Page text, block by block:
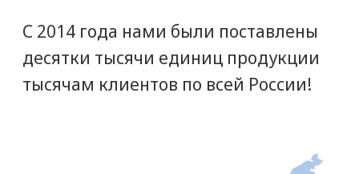
от специалистов нашего
коммерческого отдела